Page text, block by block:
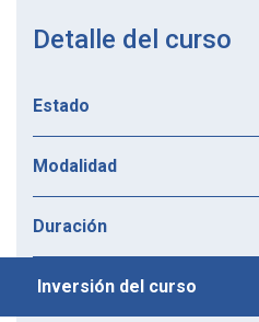
Detalle del curso
Estado
Modalidad
Duración
Inversión del curso